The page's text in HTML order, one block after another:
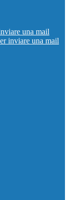
una mail
inviare una mail